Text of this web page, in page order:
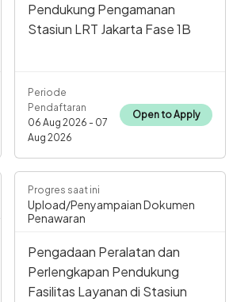
Pendukung Pengamanan
Stasiun LRT Jakarta Fase 1B
Periode
Pendaftaran
06 Aug 2026 - 07
Aug 2026
Open to Apply
Progres saat ini
Upload/Penyampaian Dokumen
Penawaran
Pengadaan Peralatan dan
Perlengkapan Pendukung
Fasilitas Layanan di Stasiun